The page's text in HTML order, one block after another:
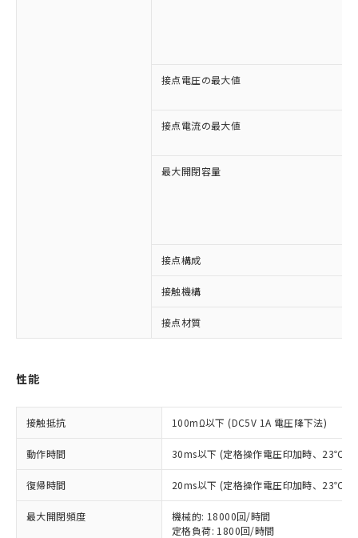
接点電圧の最大値
接点電流の最大値
最大開閉容量
接点構成
接触機構
接点材質
性能
接触抵抗 100mΩ以下 (DC5V 1A 電圧降下法)
動作時間 30ms以下 (定格操作電圧印加時、23℃、
復帰時間 20ms以下 (定格操作電圧印加時、23℃、
最大開閉頻度
機械的: 18000回/時間
定格負荷: 1800回/時間
以下の条件をお読みいただき、同意のうえ
本サービスは、当社制御機器事業取扱
商品の当社在庫状況および標準価格
(税抜)を提供させていただくもので
非含有に対応した製品が提供可能な商品で
対応予定なし：EU RoHS指令（10物質）の
非含有に非対応の商品で、対応品を出す予
定はありません。
調査・確認中：EU RoHS指令（10物質）の
非含有の対応状況を調査中または確認中の
非該当品：ライセンス料など無形物で、有
害物質有無と関係のない商品です。
※1 中国RoHS○×表
「○」：最大均質材料含有率が中国RoHSの
基準値以下であることを示します。